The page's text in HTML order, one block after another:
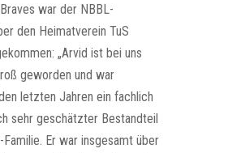
war der NBBL-
den Heimatverein TuS
„Arvid ist bei uns
geworden und war
letzten Jahren ein fachlich
sehr geschätzter Bestandteil
Familie. Er war insgesamt über